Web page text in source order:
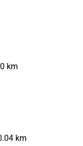
0 km
km